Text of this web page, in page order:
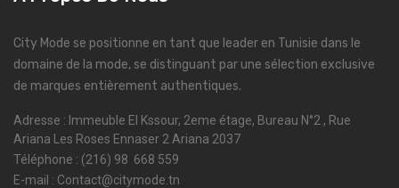
City Mode se positionne en tant que leader en Tunisie dans le
domaine de la mode, se distinguant par une sélection exclusive
de marques entièrement authentiques.
Adresse : Immeuble El Kssour, 2eme étage, Bureau N°2 , Rue
Ariana Les Roses Ennaser 2 Ariana 2037
Téléphone : (216) 98 668 559
E-mail : Contact@citymode.tn